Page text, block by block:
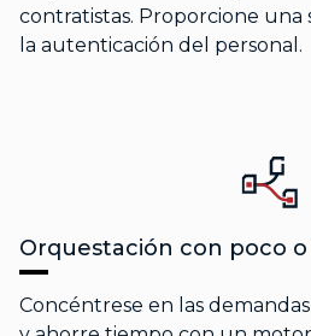
contratistas. Proporcione una
la autenticación del personal.
Orquestación con poco
Concéntrese en las